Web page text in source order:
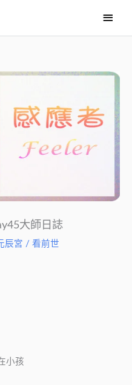
要
單
大師日誌
辰宮 / 看前世
小孩